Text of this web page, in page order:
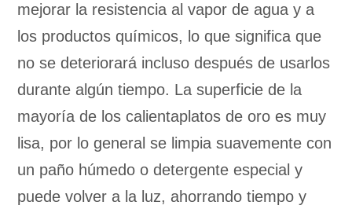
mejorar la resistencia al vapor de agua y a
los productos químicos, lo que significa que
no se deteriorará incluso después de usarlos
durante algún tiempo. La superficie de la
mayoría de los calientaplatos de oro es muy
lisa, por lo general se limpia suavemente con
un paño húmedo o detergente especial y
puede volver a la luz, ahorrando tiempo y